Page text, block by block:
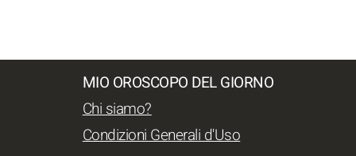
MIO OROSCOPO DEL GIORNO
Chi siamo?
Condizioni Generali d'Uso